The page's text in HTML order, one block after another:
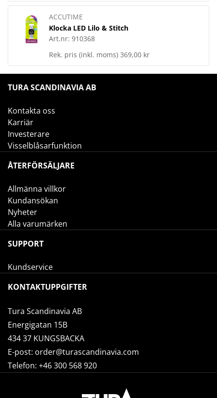
ACCUTIME
Klocka LED Lilo & Stitch
Art.nr: 910368
Rek. pris (inkl. moms) 369,00 kr
TURA SCANDINAVIA AB
Kontakta oss
Karriär
Investerare
Visselblåsarfunktion
ÅTERFÖRSÄLJARE
Allmänna villkor
Kundansökan
Nyheter
Alla varumärken
SUPPORT
Kundservice
KONTAKTUPPGIFTER
Tura Scandinavia AB
Energigatan 15B
434 37 KUNGSBACKA
E-post: order@turascandinavia.com
Telefon: +46 300 568 920